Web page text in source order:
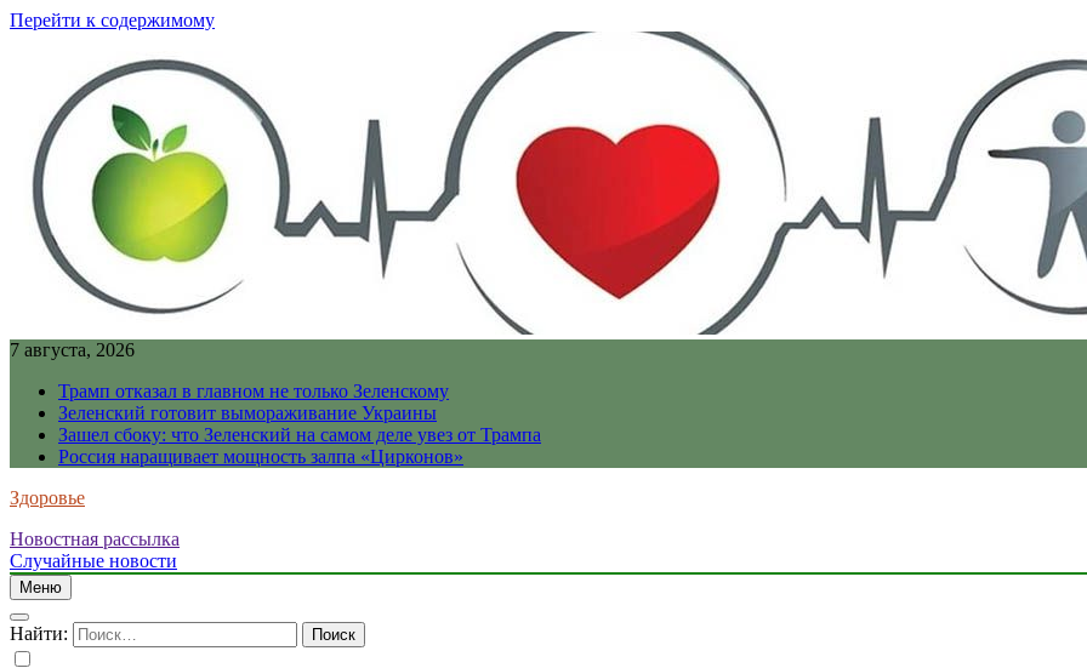
Перейти к содержимому
7 августа, 2026
Трамп отказал в главном не только Зеленскому
Зеленский готовит вымораживание Украины
Зашел сбоку: что Зеленский на самом деле увез от Трампа
Россия наращивает мощность залпа «Цирконов»
Здоровье
Новостная рассылка
Случайные новости
Меню
Найти: